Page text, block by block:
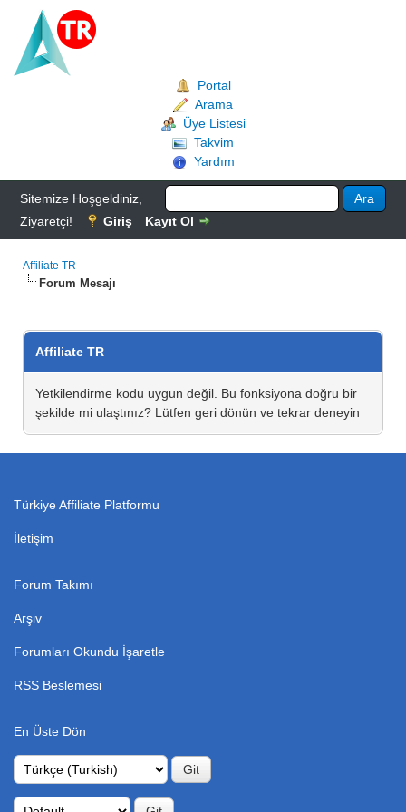
Portal
Arama
Üye Listesi
Takvim
Yardım
Sitemize Hoşgeldiniz,
Ziyaretçi!
Giriş Kayıt Ol
Affiliate TR
Forum Mesajı
Affiliate TR
Yetkilendirme kodu uygun değil. Bu fonksiyona doğru bir
şekilde mi ulaştınız? Lütfen geri dönün ve tekrar deneyin
Türkiye Affiliate Platformu
İletişim
Forum Takımı
Arşiv
Forumları Okundu İşaretle
RSS Beslemesi
En Üste Dön